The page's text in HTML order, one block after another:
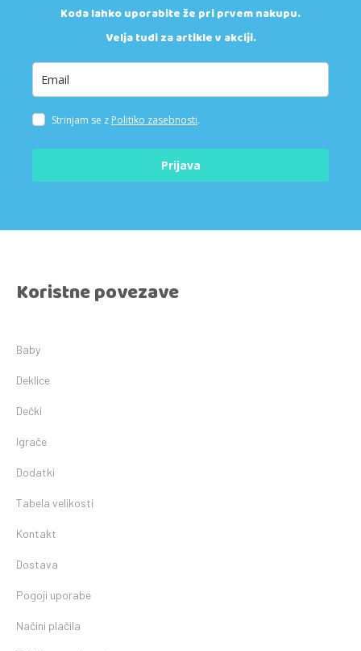
Koda lahko uporabite že pri prvem nakupu.
Velja tudi za artikle v akciji.
Strinjam se z Politiko zasebnosti.
Prijava
Koristne povezave
Baby
Deklice
Dečki
Igrače
Dodatki
Tabela velikosti
Kontakt
Dostava
Pogoji uporabe
Načini plačila